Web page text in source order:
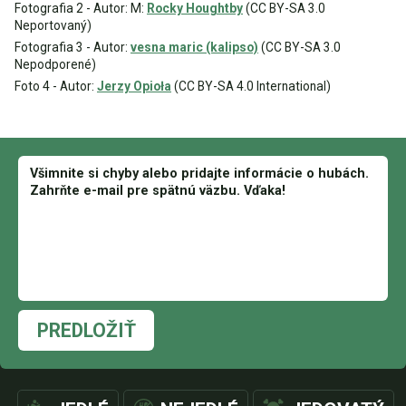
Fotografia 2 - Autor: M: Rocky Houghtby(CC BY-SA 3.0
Neportovaný)
Fotografia 3 - Autor: vesna maric (kalipso) (CC BY-SA 3.0
Nepodporené)
Foto 4 - Autor: Jerzy Opioła (CC BY-SA 4.0 International)
PREDLOŽIŤ